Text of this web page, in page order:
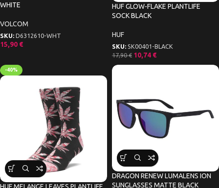
WHITE
VOLCOM
SKU: D6312610-WHT
15,90 €
HUF GLOW-FLAKE PLANTLIFE
SOCK BLACK
HUF
SKU: SK00401-BLACK
17,90€ 10,74 €
-40%
HUF MELANGE LEAVES PLANTLIFE
DRAGON RENEW LUMALENS ION
SUNGLASSES MATTE BLACK